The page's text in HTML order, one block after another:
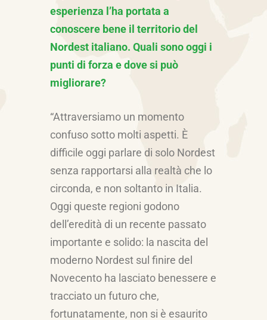
esperienza l’ha portata a
conoscere bene il territorio del
Nordest italiano. Quali sono oggi i
punti di forza e dove si può
migliorare?
“Attraversiamo un momento
confuso sotto molti aspetti. È
difficile oggi parlare di solo Nordest
senza rapportarsi alla realtà che lo
circonda, e non soltanto in Italia.
Oggi queste regioni godono
dell’eredità di un recente passato
importante e solido: la nascita del
moderno Nordest sul finire del
Novecento ha lasciato benessere e
tracciato un futuro che,
fortunatamente, non si è esaurito